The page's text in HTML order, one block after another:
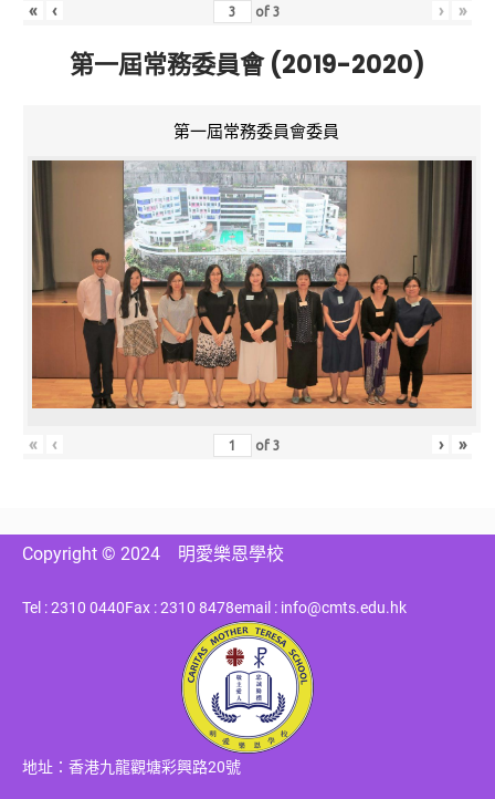
« ‹ of3 › »
第一屆常務委員會 (2019-2020)
第一屆常務委員會委員
« ‹ of3 › »
Copyright © 2024 明愛樂恩學校
Tel : 2310 0440Fax : 2310 8478email : info@cmts.edu.hk
地址：香港九龍觀塘彩興路20號